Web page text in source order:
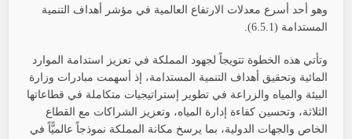
وهو أحد أسرع معدلات الارتفاع العالمية في مؤشر أهداف التنمية
المستدامة (6.5.1).
وتأتي هذه الخطوة تتويجاً لجهود المملكة في تعزيز استدامة الموارد
المائية وتحقيق أهداف التنمية المستدامة، إذ أسهمت مبادرات وزارة
البيئة والمياه والزراعة في تطوير إستراتيجيات متكاملة في قطاعاتها
الثلاثة، وتحسين كفاءة إدارة المياه، وتعزيز الشراكات مع القطاع
الخاص والجهات الدولية، بما يرسخ مكانة المملكة نموذجاً عالميًّاً في